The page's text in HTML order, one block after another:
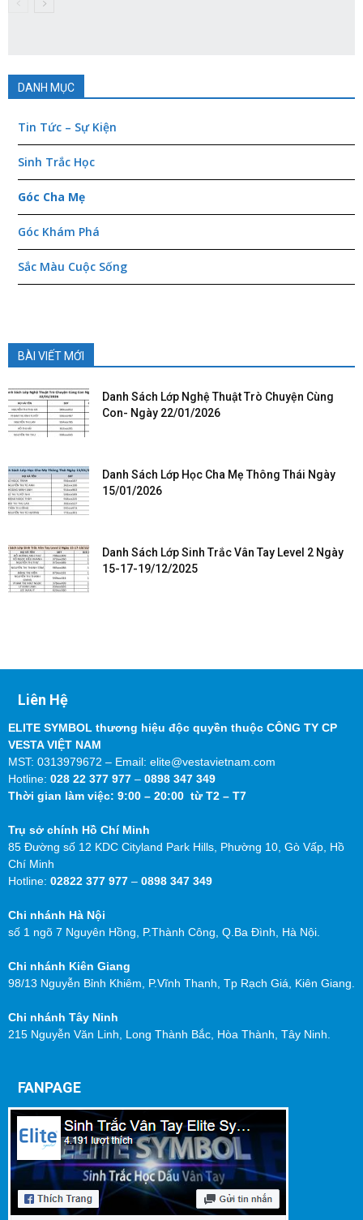
DANH MỤC
Tin Tức – Sự Kiện
Sinh Trắc Học
Góc Cha Mẹ
Góc Khám Phá
Sắc Màu Cuộc Sống
BÀI VIẾT MỚI
Danh Sách Lớp Nghệ Thuật Trò Chuyện Cùng
Con- Ngày 22/01/2026
Danh Sách Lớp Học Cha Mẹ Thông Thái Ngày
15/01/2026
Danh Sách Lớp Sinh Trắc Vân Tay Level 2 Ngày
15-17-19/12/2025
Liên Hệ
ELITE SYMBOL thương hiệu độc quyền thuộc CÔNG TY CP
VESTA VIỆT NAM
MST: 0313979672 – Email: elite@vestavietnam.com
Hotline: 028 22 377 977 – 0898 347 349
Thời gian làm việc: 9:00 – 20:00 từ T2 – T7
Trụ sở chính Hồ Chí Minh
85 Đường số 12 KDC Cityland Park Hills, Phường 10, Gò Vấp, Hồ
Chí Minh
Hotline: 02822 377 977 – 0898 347 349
Chi nhánh Hà Nội
số 1 ngõ 7 Nguyên Hồng, P.Thành Công, Q.Ba Đình, Hà Nội.
Chi nhánh Kiên Giang
98/13 Nguyễn Bỉnh Khiêm, P.Vĩnh Thanh, Tp Rạch Giá, Kiên Giang.
Chi nhánh Tây Ninh
215 Nguyễn Văn Linh, Long Thành Bắc, Hòa Thành, Tây Ninh.
FANPAGE